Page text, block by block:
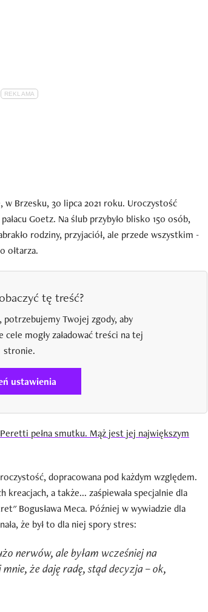
w Brzesku, 30 lipca 2021 roku. Uroczystość
Goetz. Na ślub przybyło blisko 150 osób,
rodziny, przyjaciół, ale przede wszystkim -
ołtarza.
tę treść?
Twojej zgody, aby
mogły załadować treści na tej
stronie.
ustawienia
pełna smutku. Mąż jest jej największym
dopracowana pod każdym względem.
a także... zaśpiewała specjalnie dla
Bogusława Meca. Później w wywiadzie dla
że był to dla niej spory stres:
nerwów, ale byłam wcześniej na
że daję radę, stąd decyzja – ok,